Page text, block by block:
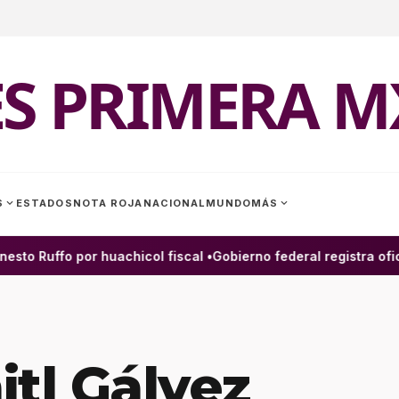
PRIMERA
expand_more ESTADOS NOTA ROJA NACIONAL MUNDOMÁS expand_more
Ruffo por huachicol fiscal •Gobierno federal registra